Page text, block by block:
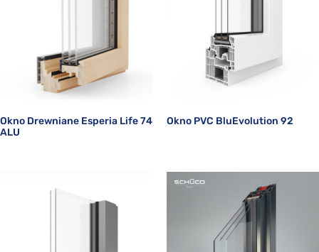
Okno Drewniane Esperia Life 74
ALU
Okno PVC BluEvolution 92